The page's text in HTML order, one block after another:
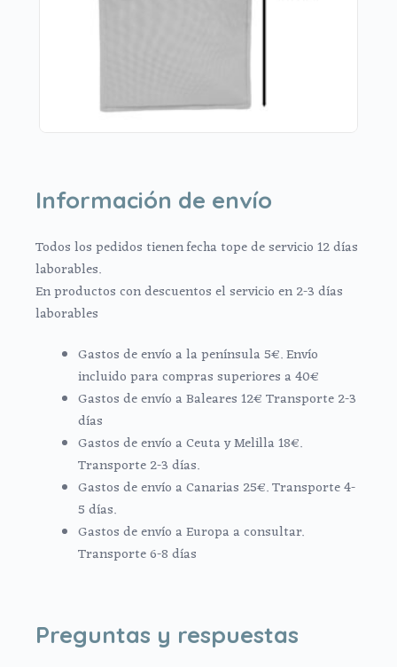
Información de envío
Todos los pedidos tienen fecha tope de servicio 12 días
laborables.
En productos con descuentos el servicio en 2-3 días
laborables
Gastos de envío a la península 5€. Envío
incluido para compras superiores a 40€
Gastos de envío a Baleares 12€ Transporte 2-3
días
Gastos de envío a Ceuta y Melilla 18€.
Transporte 2-3 días.
Gastos de envío a Canarias 25€. Transporte 4-
5 días.
Gastos de envío a Europa a consultar.
Transporte 6-8 días
Preguntas y respuestas